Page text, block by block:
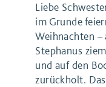
Liebe
im Grunde
Weihnachten –
Stephanus
und auf den
zurückholt.